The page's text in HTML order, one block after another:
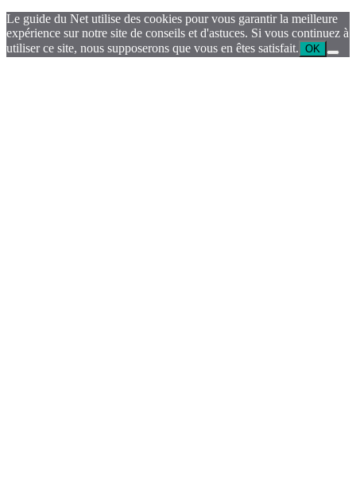
Le guide du Net utilise des cookies pour vous garantir la meilleure
expérience sur notre site de conseils et d'astuces. Si vous continuez à
utiliser ce site, nous supposerons que vous en êtes satisfait. OK